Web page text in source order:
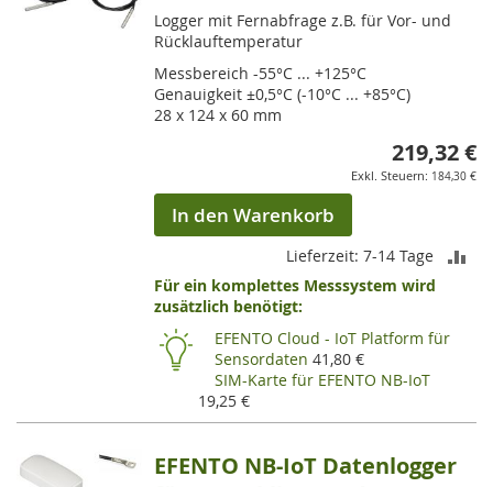
Logger mit Fernabfrage z.B. für Vor- und
Rücklauftemperatur
Messbereich -55°C ... +125°C
Genauigkeit ±0,5°C (-10°C ... +85°C)
28 x 124 x 60 mm
219,32 €
184,30 €
In den Warenkorb
Lieferzeit: 7-14 Tage
Für ein komplettes Messsystem wird
zusätzlich benötigt:
EFENTO Cloud - IoT Platform für
Sensordaten 41,80 €
SIM-Karte für EFENTO NB-IoT
19,25 €
EFENTO NB-IoT Datenlogger